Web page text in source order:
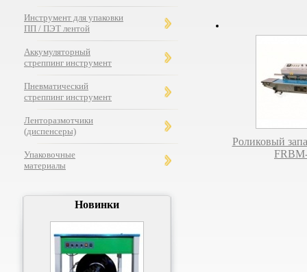
Инструмент для упаковки
ПП / ПЭТ лентой
Аккумуляторный
стреппинг инструмент
Пневматический
стреппинг инструмент
Ленторазмотчики
(диспенсеры)
Упаковочные
материалы
Новинки
Роликовый